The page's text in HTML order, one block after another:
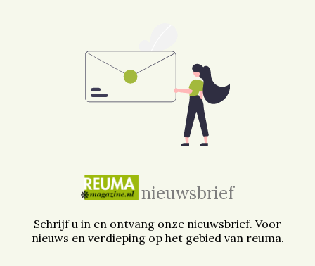
nieuwsbrief
Schrijf u in en ontvang onze nieuwsbrief. Voor
nieuws en verdieping op het gebied van reuma.